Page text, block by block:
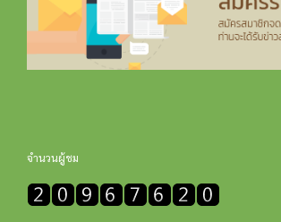
จำนวนผู้ชม